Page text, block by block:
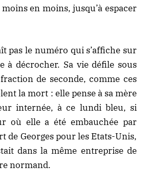
en moins, jusqu’à espacer
pas le numéro qui s’affiche sur
à décrocher. Sa vie défile sous
de seconde, comme ces
la mort : elle pense à sa mère
internée, à ce lundi bleu, si
où elle a été embauchée par
de Georges pour les Etats-Unis,
dans la même entreprise de
normand.